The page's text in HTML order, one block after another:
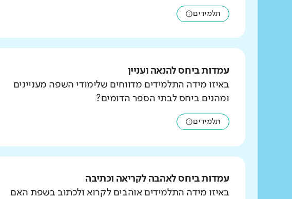
תלמידים
עמדות ביחס להנאה ועניין
באיזו מידה התלמידים מדווחים שלימודי השפה מעניינים
ומהנים ביחס לבתי הספר הדומים?
תלמידים
עמדות ביחס לאהבה לקריאה וכתיבה
באיזו מידה התלמידים אוהבים לקרוא ולכתוב בשפת האם